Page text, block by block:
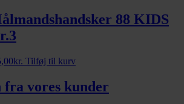
88 KIDS
kr. Den
er:
Tilføj til kurv
fra vores kunder